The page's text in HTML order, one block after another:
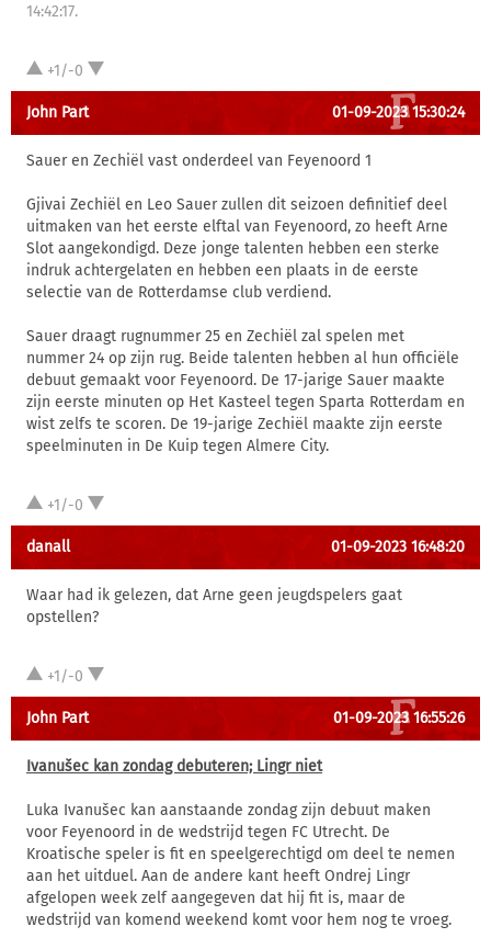
14:42:17.
+1/-0
John Part 01-09-2023 15:30:24
Sauer en Zechiël vast onderdeel van Feyenoord 1
Gjivai Zechiël en Leo Sauer zullen dit seizoen definitief deel
uitmaken van het eerste elftal van Feyenoord, zo heeft Arne
Slot aangekondigd. Deze jonge talenten hebben een sterke
indruk achtergelaten en hebben een plaats in de eerste
selectie van de Rotterdamse club verdiend.
Sauer draagt rugnummer 25 en Zechiël zal spelen met
nummer 24 op zijn rug. Beide talenten hebben al hun officiële
debuut gemaakt voor Feyenoord. De 17-jarige Sauer maakte
zijn eerste minuten op Het Kasteel tegen Sparta Rotterdam en
wist zelfs te scoren. De 19-jarige Zechiël maakte zijn eerste
speelminuten in De Kuip tegen Almere City.
+1/-0
danall 01-09-2023 16:48:20
Waar had ik gelezen, dat Arne geen jeugdspelers gaat
opstellen?
+1/-0
John Part 01-09-2023 16:55:26
Ivanušec kan zondag debuteren; Lingr niet
Luka Ivanušec kan aanstaande zondag zijn debuut maken
voor Feyenoord in de wedstrijd tegen FC Utrecht. De
Kroatische speler is fit en speelgerechtigd om deel te nemen
aan het uitduel. Aan de andere kant heeft Ondrej Lingr
afgelopen week zelf aangegeven dat hij fit is, maar de
wedstrijd van komend weekend komt voor hem nog te vroeg.